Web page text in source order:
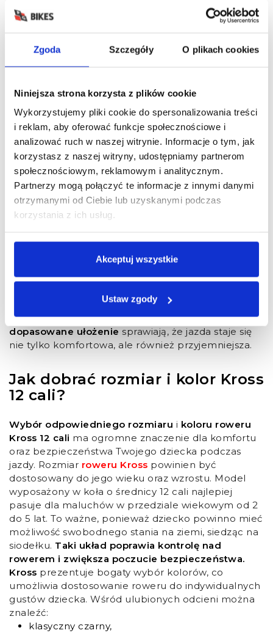
Zgoda Szczegóły O plikach cookies
Niniejsza strona korzysta z plików cookie
Wykorzystujemy pliki cookie do spersonalizowania treści
i reklam, aby oferować funkcje społecznościowe i
analizować ruch w naszej witrynie. Informacje o tym, jak
korzystasz z naszej witryny, udostępniamy partnerom
społecznościowym, reklamowym i analitycznym.
Partnerzy mogą połączyć te informacje z innymi danymi
otrzymanymi od Ciebie lub uzyskanymi podczas
korzystania z ich usług.
Akceptuj wszystkie
Ustaw zgody
kierownicy gwarantują trwałość, a
pedały FP-804
zapewniają pewny chwyt. Geometria ramy,
kontrolę i zwiększa wygodę podczas jazdy.
Jak Kross 12 cali wspiera naukę
jazdy na rowerze?
Rower Kross 12 calito doskonałe narzędzie, które
ułatwia maluchom naukę jazdy na rowerze, dzięki
swojej stabilnej konstrukcji oraz funkcjom
wspierającym rozwój umiejętności. Zaprojektowany
z myślą o dzieciach, ma boczne kółka, które
pomagają im zachować równowagę w trakcie
pierwszych prób. To nie tylko zwiększa pewność
siebie maluchów, ale także pozytywnie wpływa na
równowagi bez potrzeby pedałowania, co stanowi
bardzo ważny etap w przyswajaniu umiejętności
łatwiej im później przejść do jazdy na dwóch
kółkach.Lekka aluminiowa ramaorazodpowiednio
dopasowane ułożenie sprawiają, że jazda staje się
nie tylko komfortowa, ale również przyjemniejsza.
Jak dobrać rozmiar i kolor Kross
12 cali?
Wybór odpowiedniego rozmiaru i koloru roweru
Kross 12 cali ma ogromne znaczenie dla komfortu
oraz bezpieczeństwa Twojego dziecka podczas
jazdy. Rozmiar roweru Kross powinien być
dostosowany do jego wieku oraz wzrostu. Model
wyposażony w koła o średnicy 12 cali najlepiej
pasuje dla maluchów w przedziale wiekowym od 2
do 5 lat. To ważne, ponieważ dziecko powinno mieć
możliwość swobodnego stania na ziemi, siedząc na
siodełku. Taki układ poprawia kontrolę nad
rowerem i zwiększa poczucie bezpieczeństwa.
Kross prezentuje bogaty wybór kolorów, co
umożliwia dostosowanie roweru do indywidualnych
gustów dziecka. Wśród ulubionych odcieni można
znaleźć:
klasyczny czarny,